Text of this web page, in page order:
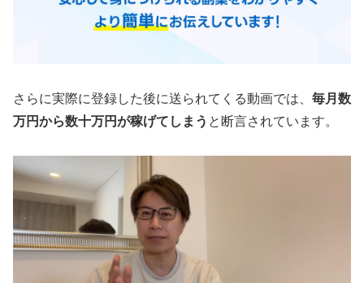
さらに実際に登録した後に送られてくる動画では、 毎月数
万円から数十万円が稼げてしまう と断言されています。